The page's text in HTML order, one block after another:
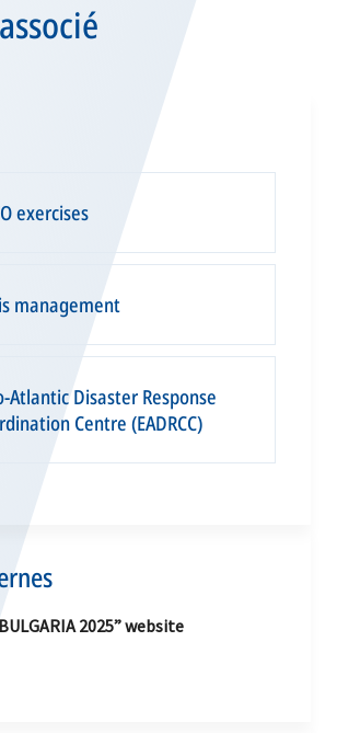
exercises
management
Atlantic Disaster Response
Centre (EADRCC)
2025” website